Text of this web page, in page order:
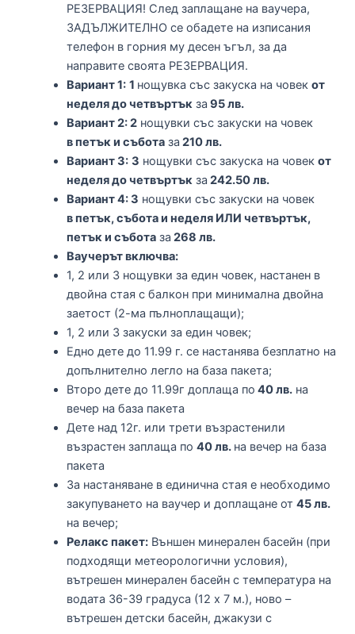
РЕЗЕРВАЦИЯ! След заплащане на ваучера,
ЗАДЪЛЖИТЕЛНО се обадете на изписания
телефон в горния му десен ъгъл, за да
направите своята РЕЗЕРВАЦИЯ.
Вариант 1: 1 нощувка със закуска на човек от
неделя до четвъртъкза 95 лв.
Вариант 2: 2нощувки със закуски на човек
в петък и съботаза 210 лв.
Вариант 3: 3 нощувки със закуска на човек от
неделя до четвъртъкза 242.50 лв.
Вариант 4: 3 нощувки със закуски на човек
в петък, събота и неделя ИЛИ четвъртък,
петък и съботаза 268 лв.
Ваучерът включва:
1, 2 или 3 нощувки за един човек, настанен в
двойна стая с балкон при минимална двойна
заетост (2-ма пълноплащащи);
1, 2 или 3 закуски за един човек;
Едно дете до 11.99 г. се настанява безплатно на
допълнително легло на база пакета;
Второ дете до 11.99г доплаща по 40 лв.на
вечер на база пакета
Дете над 12г. или трети възрастенили
възрастен заплаща по 40 лв. на вечер на база
пакета
За настаняване в единична стая е необходимо
закупуването на ваучер и доплащане от 45 лв.
на вечер;
Релакс пакет:Външен минерален басейн (при
подходящи метеорологични условия),
вътрешен минерален басейн с температура на
водата 36-39 градуса (12 х 7 м.), ново –
вътрешен детски басейн, джакузи с